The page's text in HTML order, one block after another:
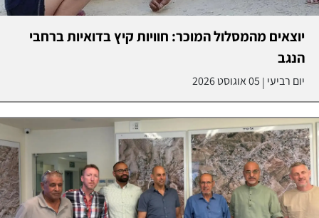
יוצאים מהמסלול המוכר: חוויות קיץ בדואיות ברחבי
הנגב
יום רביעי | 05 אוגוסט 2026